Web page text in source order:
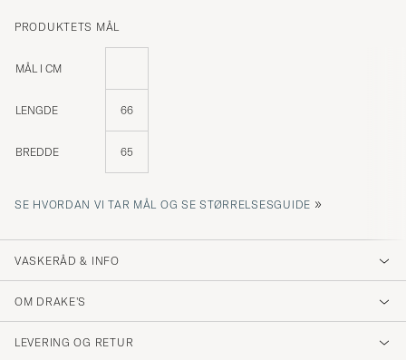
PRODUKTETS MÅL
MÅL I CM
LENGDE 66
BREDDE 65
SE HVORDAN VI TAR MÅL OG SE STØRRELSESGUIDE »
VASKERÅD & INFO
OM DRAKE'S
LEVERING OG RETUR